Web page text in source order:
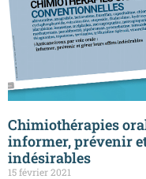
Chimiothérapies
informer, prévenir
indésirables
15 février 2021